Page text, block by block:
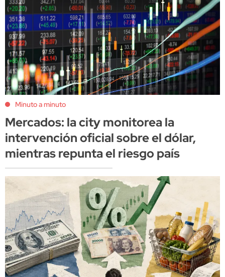
Minuto a minuto
Mercados: la city monitorea la
intervención oficial sobre el dólar,
mientras repunta el riesgo país